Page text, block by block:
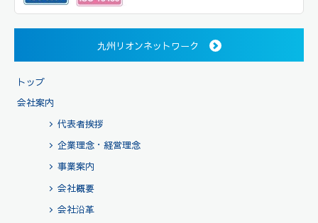
九州リオンネットワーク
トップ
会社案内
代表者挨拶
企業理念・経営理念
事業案内
会社概要
会社沿革